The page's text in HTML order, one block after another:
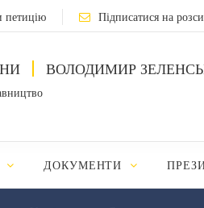
петицію Підписатися на
ВОЛОДИМИР
ДОКУМЕНТИ